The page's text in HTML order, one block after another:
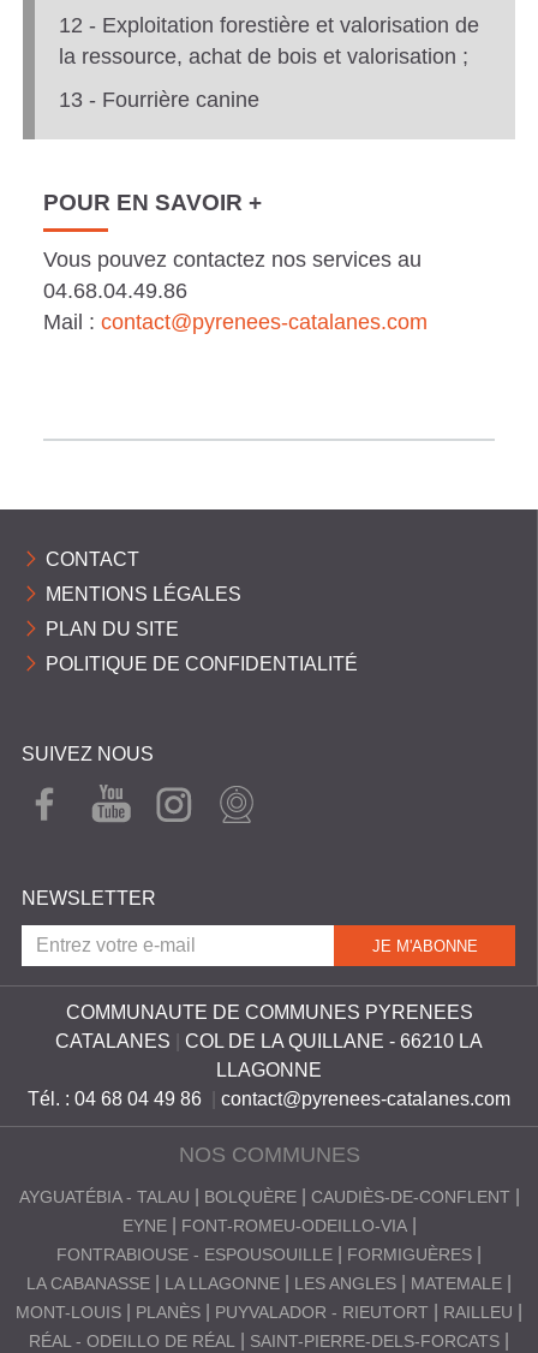
12 - Exploitation forestière et valorisation de
la ressource, achat de bois et valorisation ;
13 - Fourrière canine
POUR EN SAVOIR +
Vous pouvez contactez nos services au
04.68.04.49.86
Mail :contact@pyrenees-catalanes.com
CONTACT
MENTIONS LÉGALES
PLAN DU SITE
POLITIQUE DE CONFIDENTIALITÉ
SUIVEZ NOUS
FAC
EBO
YOU
TUB
INST
AGR
WEB
CAM
NEWSLETTER
COMMUNAUTE DE COMMUNES PYRENEES
CATALANES
COL DE LA QUILLANE - 66210 LA
LLAGONNE
Tél. : 04 68 04 49 86
contact@pyrenees-catalanes.com
NOS COMMUNES
AYGUATÉBIA - TALAU BOLQUÈRE
CAUDIÈS-DE-CONFLENT
EYNE
FONT-ROMEU-ODEILLO-VIA
FONTRABIOUSE - ESPOUSOUILLE
FORMIGUÈRES
LA CABANASSE
LA LLAGONNE LES ANGLES
MATEMALE
MONT-LOUIS
PLANÈS PUYVALADOR - RIEUTORT
RAILLEU
RÉAL - ODEILLO DE RÉAL
SAINT-PIERRE-DELS-FORCATS